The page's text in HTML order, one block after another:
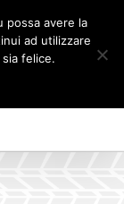
possa avere la
ad utilizzare
felice.